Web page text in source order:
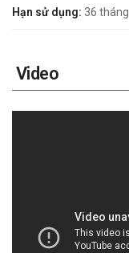
Hạn sử dụng: 36 tháng
Video